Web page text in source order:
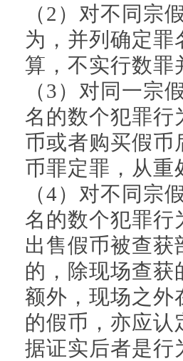
（2）对不同宗
为，并列确定罪
算，不实行数罪
（3）对同一宗
名的数个犯罪行
币或者购买假币
币罪定罪，从重
（4）对不同宗
名的数个犯罪行
出售假币被查获
的，除现场查获
额外，现场之外
的假币，亦应认
据证实后者是行